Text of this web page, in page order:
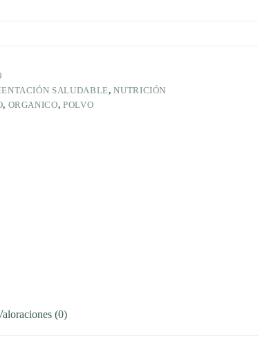
SALUDABLE,NUTRICIÓN
, ORGANICO,POLVO
(0)